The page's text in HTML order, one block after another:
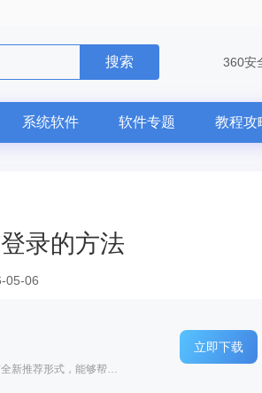
搜索 360安
系统软件 软件专题 教程攻
录的方法
05-06
软件介绍: 安卓版是一款十分受欢迎的手机互动平台，233乐园App官方版拥有全新推荐形式，能够帮助用户找到和...
立即下载